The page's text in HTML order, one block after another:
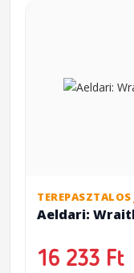
TEREPASZTALOS
Aeldari:
16 233 Ft